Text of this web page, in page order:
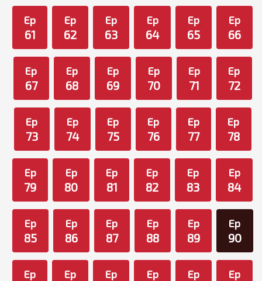
Ep
61
Ep
62
Ep
63
Ep
64
Ep
65
Ep
66
Ep
67
Ep
68
Ep
69
Ep
70
Ep
71
Ep
72
Ep
73
Ep
74
Ep
75
Ep
76
Ep
77
Ep
78
Ep
79
Ep
80
Ep
81
Ep
82
Ep
83
Ep
84
Ep
85
Ep
86
Ep
87
Ep
88
Ep
89
Ep
90
Ep Ep Ep Ep Ep Ep